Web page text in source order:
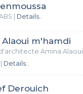
Details..
m'hamdi
Amina Alaoui
Details..
Derouich